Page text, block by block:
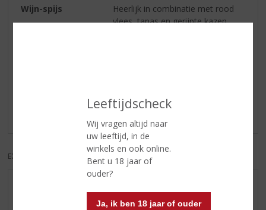
Leeftijdscheck
Wij vragen altijd naar
uw leeftijd, in de
winkels en ook online.
Bent u 18 jaar of
ouder?
Ja, ik ben 18 jaar of ouder
Wijn-spijs
Heerlijk in combinatie met rood
vlees, tapas en gerijpte kazen.
Er zijn nog geen reviews geplaatst voor dit product
EXCL. BTW INCL. BTW
AANBIEDINGEN